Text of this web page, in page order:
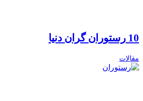
10 رستوران گران دنیا
مقالات